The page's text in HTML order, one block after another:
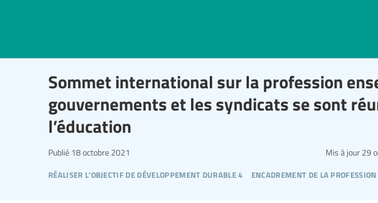
Sommet international sur la profession
gouvernements et les syndicats se sont
l’éducation
réaliser l’objectif de développement durable 4 encadrement de la profession
Publié 18 octobre 2021 Mis à jour 29